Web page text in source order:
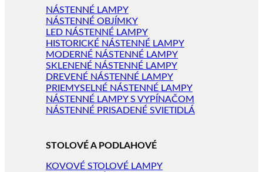
NÁSTENNÉ LAMPY
NÁSTENNÉ OBJÍMKY
LED NÁSTENNÉ LAMPY
HISTORICKÉ NÁSTENNÉ LAMPY
MODERNÉ NÁSTENNÉ LAMPY
SKLENENÉ NÁSTENNÉ LAMPY
DREVENÉ NÁSTENNÉ LAMPY
PRIEMYSELNÉ NÁSTENNÉ LAMPY
NÁSTENNÉ LAMPY S VYPÍNAČOM
NÁSTENNÉ PRISADENÉ SVIETIDLÁ
STOLOVÉ A PODLAHOVÉ
KOVOVÉ STOLOVÉ LAMPY